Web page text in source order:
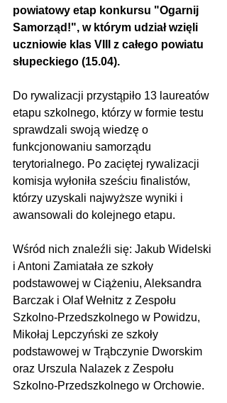
powiatowy etap konkursu "Ogarnij
Samorząd!", w którym udział wzięli
uczniowie klas VIII z całego powiatu
słupeckiego (15.04).
Do rywalizacji przystąpiło 13 laureatów
etapu szkolnego, którzy w formie testu
sprawdzali swoją wiedzę o
funkcjonowaniu samorządu
terytorialnego. Po zaciętej rywalizacji
komisja wyłoniła sześciu finalistów,
którzy uzyskali najwyższe wyniki i
awansowali do kolejnego etapu.
Wśród nich znaleźli się: Jakub Widelski
i Antoni Zamiatała ze szkoły
podstawowej w Ciążeniu, Aleksandra
Barczak i Olaf Wełnitz z Zespołu
Szkolno-Przedszkolnego w Powidzu,
Mikołaj Lepczyński ze szkoły
podstawowej w Trąbczynie Dworskim
oraz Urszula Nalazek z Zespołu
Szkolno-Przedszkolnego w Orchowie.